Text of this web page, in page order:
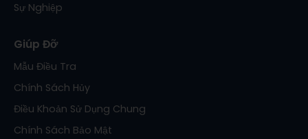
Sự Nghiệp
Giúp Đỡ
Mẫu Điều Tra
Chính Sách Hủy
Điều Khoản Sử Dụng Chung
Chính Sách Bảo Mật